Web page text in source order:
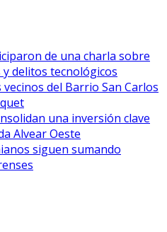
de una charla sobre
delitos tecnológicos
del Barrio San Carlos
una inversión clave
Alvear Oeste
siguen sumando